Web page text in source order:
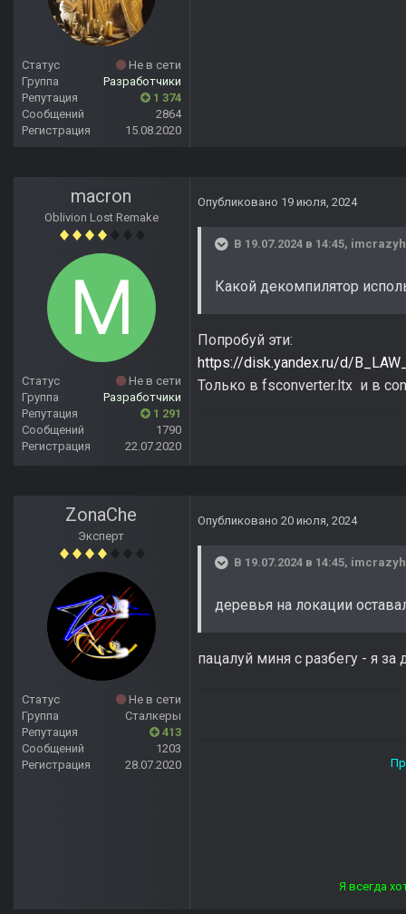
Статус
Не в сети
Группа
Разработчики
Репутация
1 374
Сообщений
2864
Регистрация
15.08.2020
macron
Oblivion Lost Remake
Статус
Не в сети
Группа
Разработчики
Репутация
1 291
Сообщений
1790
Регистрация
22.07.2020
Опубликовано 19 июля, 2024
В 19.07.2024 в 14:45,
Какой декомпилятор
Попробуй эти:
https://disk.yandex.ru/d/
Только в fsconverter.ltx и в
ZonaChe
Эксперт
Статус
Не в сети
Группа
Сталкеры
Репутация
413
Сообщений
1203
Регистрация
28.07.2020
Опубликовано 20 июля, 2024
В 19.07.2024 в 14:45,
деревья на локации
пацалуй миня с разбегу - я
Прямой дороги тебе,
Я всегда хотел отвечать